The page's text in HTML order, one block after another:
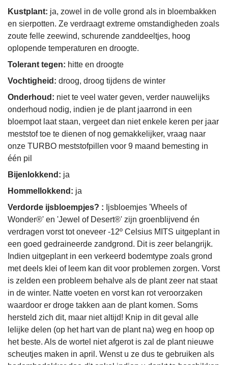
Kustplant: ja, zowel in de volle grond als in bloembakken
en sierpotten. Ze verdraagt extreme omstandigheden zoals
zoute felle zeewind, schurende zanddeeltjes, hoog
oplopende temperaturen en droogte.
Tolerant tegen: hitte en droogte
Vochtigheid: droog, droog tijdens de winter
Onderhoud: niet te veel water geven, verder nauwelijks
onderhoud nodig, indien je de plant jaarrond in een
bloempot laat staan, vergeet dan niet enkele keren per jaar
meststof toe te dienen of nog gemakkelijker, vraag naar
onze TURBO meststofpillen voor 9 maand bemesting in
één pil
Bijenlokkend: ja
Hommellokkend: ja
Verdorde ijsbloempjes? : Ijsbloemjes 'Wheels of
Wonder®' en 'Jewel of Desert®' zijn groenblijvend én
verdragen vorst tot oneveer -12º Celsius MITS uitgeplant in
een goed gedraineerde zandgrond. Dit is zeer belangrijk.
Indien uitgeplant in een verkeerd bodemtype zoals grond
met deels klei of leem kan dit voor problemen zorgen. Vorst
is zelden een probleem behalve als de plant zeer nat staat
in de winter. Natte voeten en vorst kan rot veroorzaken
waardoor er droge takken aan de plant komen. Soms
hersteld zich dit, maar niet altijd! Knip in dit geval alle
lelijke delen (op het hart van de plant na) weg en hoop op
het beste. Als de wortel niet afgerot is zal de plant nieuwe
scheutjes maken in april. Wenst u ze dus te gebruiken als